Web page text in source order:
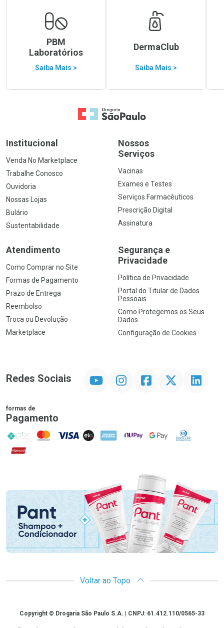
PBM
Laboratórios
Saiba Mais >
DermaClub
Saiba Mais >
Ir para a Home
Institucional
Venda No Marketplace
Trabalhe Conosco
Ouvidoria
Nossas Lojas
Bulário
Sustentabilidade
Nossos
Serviços
Vacinas
Exames e Testes
Serviços Farmacêuticos
Prescrição Digital
Assinatura
Atendimento
Como Comprar no Site
Formas de Pagamento
Prazo de Entrega
Reembolso
Troca ou Devolução
Marketplace
Segurança e
Privacidade
Política de Privacidade
Portal do Titular de Dados
Pessoais
Como Protegemos os Seus
Dados
Configuração de Cookies
Redes Sociais InstagramFacebookTwitter Linkedin
formas de
Pagamento
PIX MasterCard
VISA ELO AMEX NuPay Google PayDiners Club
Hipercard
Promoção em Destaque
Voltar ao Topo
CopyrightCopyright © Drogaria São Paulo S.A. | CNPJ: 61.412.110/0565-33